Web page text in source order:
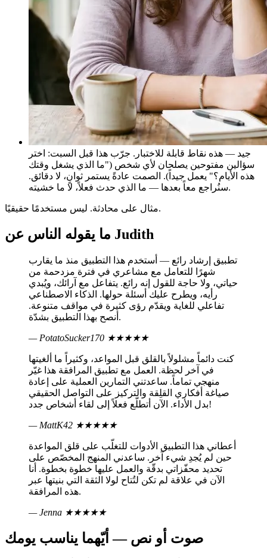
جيد — هذه نقاط قابلة للاختبار. جرّب هذا قبل السبت: اختر
سؤالين مفتوحين يصلحان لأي شخص ("ما الذي يشغل وقتك
هذه الأيام؟" يعمل جيداً). الصمت عادةً يستمر ثوانٍ، لا دقائق.
سنُراجع معاً بعدها — ما الذي حدث فعلاً، لا ما خشيته.
مثال على محادثة. ليس مستخدمًا حقيقيًا.
ما يقوله الناس عن Judith
تطبيق إرشاد رائع — أستخدم هذا التطبيق منذ ما يقارب
شهرًا للتعامل مع مشاعري في فترة مزدحمة من
حياتي، ولا حاجة للقول إنه رائع. يتفاعل مع آرائك، ويُبدي
رأيه، ويطرح عليك أسئلة حولها. الذكاء الاصطناعي
تفاعلي للغاية ويقدّم رؤى كثيرة في مواقف متنوعة.
أنصح بهذا التطبيق بشدّة.
— PotatoSucker170 ★★★★★
كنت دائماً مشلولاً بالقلق قبل المواعد، وكثيراً ما ألغيتها
في آخر لحظة. العمل مع تطبيق المرافقة هذا غيّر
منهجي تماماً. ساعدتني التمارين العملية على إعادة
صياغة أفكاري القلِقة والتركيز على التواصل الحقيقي
بدل الأداء. الآن أتطلّع فعلاً إلى لقاء أشخاص جدد!
— MattK42 ★★★★★
أعطاني هذا التطبيق الأدوات للتغلّب على قلق المواعدة
حين لم يُجدِ شيء آخر. ساعدني المنهج المخصّص على
تحديد محفّزاتي بدقّة والعمل عليها خطوة بخطوة. أنا
الآن في علاقة لم تكن لتُتاح لولا الثقة التي بنيتها عبر
هذه المرافقة.
— Jenna ★★★★★
صوت أو نص — أيّهما يناسب يومك